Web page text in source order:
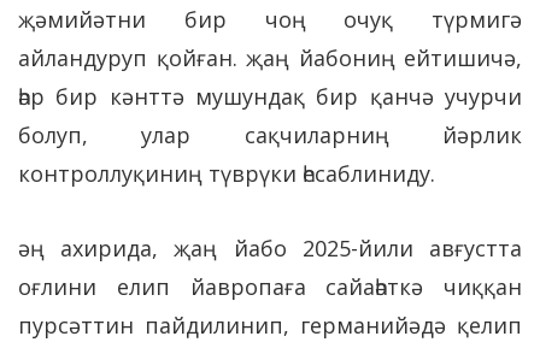
җәмийәтни бир чоң очуқ түрмигә
айландуруп қойған. җаң йабониң ейтишичә,
һәр бир кәнттә мушундақ бир қанчә учурчи
болуп, улар сақчиларниң йәрлик
контроллуқиниң түврүки һесаблиниду.
әң ахирида, җаң йабо 2025-йили авғустта
оғлини елип йавропаға сайаһәткә чиққан
пурсәттин пайдилинип, германийәдә қелип